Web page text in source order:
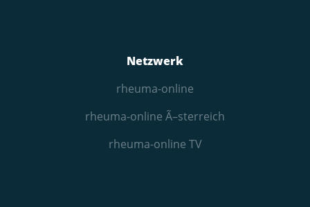
Netzwerk
rheuma-online
rheuma-online Ã–sterreich
rheuma-online TV